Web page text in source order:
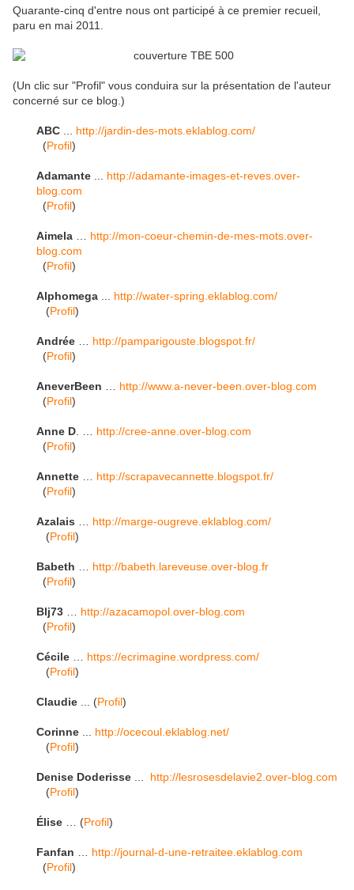
Quarante-cinq d'entre nous ont participé à ce premier recueil,
paru en mai 2011.
(Un clic sur "Profil" vous conduira sur la présentation de l'auteur
concerné sur ce blog.)
ABC
http://jardin-des-mots.eklablog.com/
(Profil)
Adamante
http://adamante-images-et-reves.over-
blog.com
(Profil)
Aimela
http://mon-coeur-chemin-de-mes-mots.over-
blog.com
(Profil)
Alphomega
http://water-spring.eklablog.com/
(Profil)
Andrée
http://pamparigouste.blogspot.fr/
(Profil)
AneverBeen
http://www.a-never-been.over-blog.com
(Profil)
Anne D
http://cree-anne.over-blog.com
(Profil)
Annette
http://scrapavecannette.blogspot.fr/
(Profil)
Azalais
http://marge-ougreve.eklablog.com/
(Profil)
Babeth
http://babeth.lareveuse.over-blog.fr
(Profil)
Blj73
http://azacamopol.over-blog.com
(Profil)
Cécile
https://ecrimagine.wordpress.com/
(Profil)
Claudie ... (Profil)
Corinne
http://ocecoul.eklablog.net/
(Profil)
Denise Doderisse
http://lesrosesdelavie2.over-blog.com
(Profil)
Élise … (Profil)
Fanfan
http://journal-d-une-retraitee.eklablog.com
(Profil)